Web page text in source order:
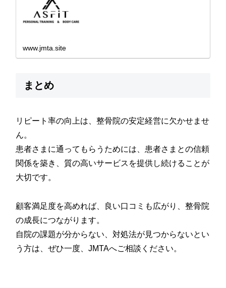
www.jmta.site
まとめ
リピート率の向上は、整骨院の安定経営に欠かせませ
ん。
患者さまに通ってもらうためには、患者さまとの信頼
関係を築き、質の高いサービスを提供し続けることが
大切です。
顧客満足度を高めれば、良い口コミも広がり、整骨院
の成長につながります。
自院の課題が分からない、対処法が見つからないとい
う方は、ぜひ一度、JMTAへご相談ください。